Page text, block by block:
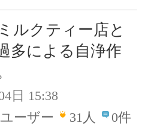
ルクティー店と
多による自浄作
日 15:38
ーザー
31人 0件